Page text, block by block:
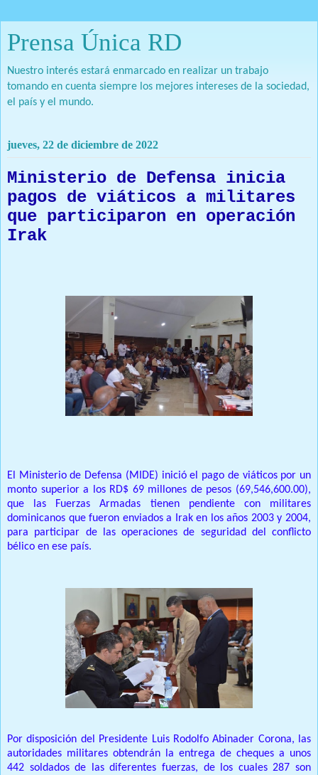
Prensa Única RD
Nuestro interés estará enmarcado en realizar un trabajo
tomando en cuenta siempre los mejores intereses de la sociedad,
el país y el mundo.
jueves, 22 de diciembre de 2022
Ministerio de Defensa inicia
pagos de viáticos a militares
que participaron en operación
Irak
El Ministerio de Defensa (MIDE) inició el pago de viáticos por un
monto superior a los RD$ 69 millones de pesos (69,546,600.00),
que las Fuerzas Armadas tienen pendiente con militares
dominicanos que fueron enviados a Irak en los años 2003 y 2004,
para participar de las operaciones de seguridad del conflicto
bélico en ese país.
Por disposición del Presidente Luis Rodolfo Abinader Corona, las
autoridades militares obtendrán la entrega de cheques a unos
442 soldados de las diferentes fuerzas, de los cuales 287 son